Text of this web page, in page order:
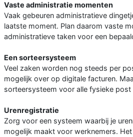
Vaste administratie momenten
Vaak gebeuren administratieve
laatste moment. Plan daarom vaste
administratieve taken voor een
Een sorteersysteem
Veel zaken worden nog steeds per
mogelijk over op digitale facturen.
sorteersysteem voor alle fysieke post
Urenregistratie
Zorg voor een systeem waarbij je
mogelijk maakt voor werknemers.